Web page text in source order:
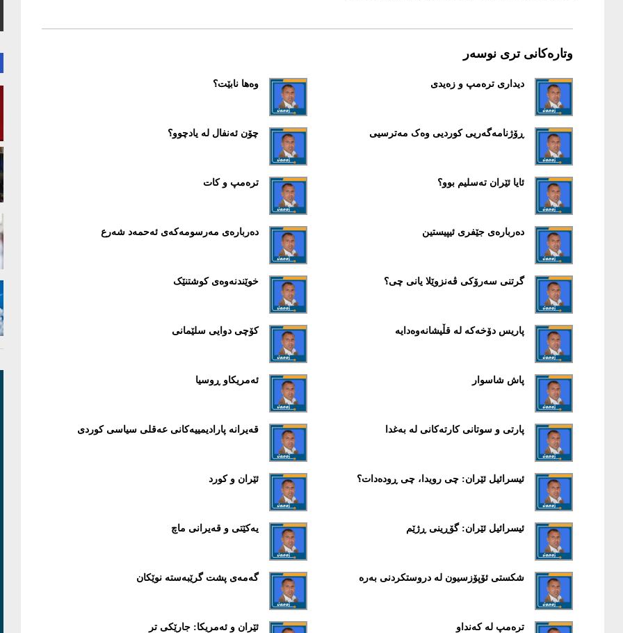
وتارەکانی تری نوسەر
دیداری ترەمپ و زەیدی وەها نابێت؟
ڕۆژنامەگەریی کوردیی وەک مەترسیی چۆن ئەنفال لە یادچوو؟
ئایا ئێران تەسلیم بوو؟ ترەمپ و کات
دەربارەی جێفری ئیپیستین دەربارەی مەرسومەکەی ئەحمەد شەرع
گرتنی سەرۆکی ڤەنزوێلا یانی چی؟ خوێندنەوەی کوشتنێک
پاریس دۆخەکە لە قڵیشانەوەدایە کۆچی دوایی سلێمانی
پاش شاسوار ئەمریکاو ڕوسیا
پارتی و سوتانی کارتەکانی لە بەغدا قەیرانە پارادیمییەکانی عەقلی سیاسی کوردی
ئیسرائیل ئێران: چی رویدا، چی ڕودەدات؟ ئێران و کورد
ئیسرائیل ئێران: گۆڕینی ڕژێم یەکێتی و قەیرانی ماچ
شکستی ئۆپۆزسیون لە دروستکردنی بەرە گەمەی پشت گرێبەستە نوێکان
ترەمپ لە کەنداو ئێران و ئەمریکا: جارێکی تر